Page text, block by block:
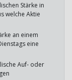
Stärke in
welche Aktie
an einem
eine
Auf- oder